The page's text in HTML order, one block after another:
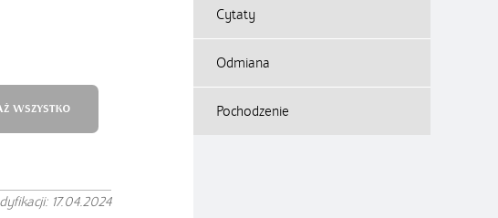
Cytaty
Odmiana
Pochodzenie
WSZYSTKO
17.04.2024